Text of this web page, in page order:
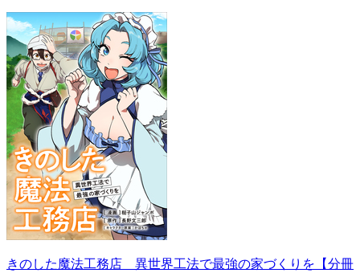
きのした魔法工務店 異世界工法で最強の家づくりを【分冊